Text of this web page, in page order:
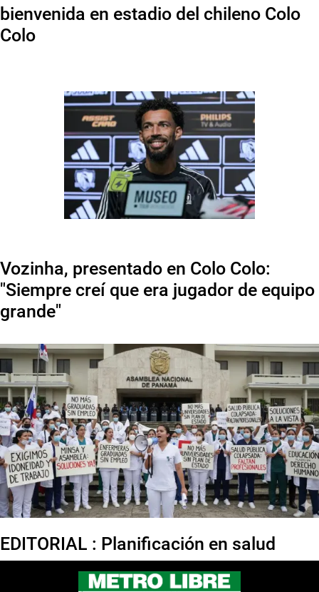
bienvenida en estadio del chileno Colo
Colo
Vozinha, presentado en Colo Colo:
"Siempre creí que era jugador de equipo
grande"
EDITORIAL : Planificación en salud